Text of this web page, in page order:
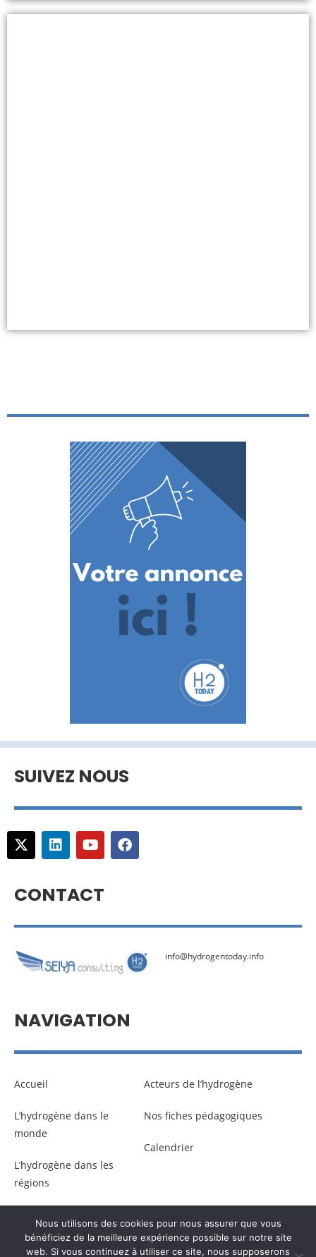
SUIVEZ NOUS
CONTACT
info@hydrogentoday.info
NAVIGATION
Accueil
L’hydrogène dans le
monde
L’hydrogène dans les
régions
Acteurs de l’hydrogène
Nos fiches pédagogiques
Calendrier
© Copyright –Communicaweb 2026
Nous utilisons des cookies pour nous assurer que vous
bénéficiez de la meilleure expérience possible sur notre site
web. Si vous continuez à utiliser ce site, nous supposerons